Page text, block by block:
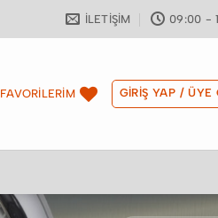
İLETIŞIM 09:00 -
FAVORİLERİM GIRIŞ YAP / ÜYE